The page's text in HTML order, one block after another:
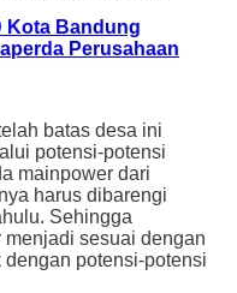
Kota Bandung
Perusahaan
batas desa ini
potensi-potensi
mainpower dari
harus dibarengi
Sehingga
sesuai dengan
potensi-potensi